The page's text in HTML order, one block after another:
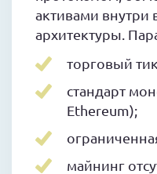
активами внутри
архитектуры.
торговый
стандарт
Ethereum);
майнинг